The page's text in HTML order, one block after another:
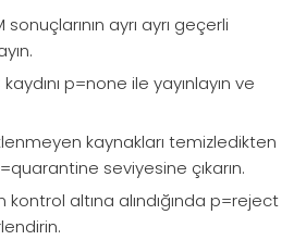
sonuçlarının ayrı ayrı geçerli
p=none ile yayınlayın ve
kaynakları temizledikten
seviyesine çıkarın.
altına alındığında p=reject